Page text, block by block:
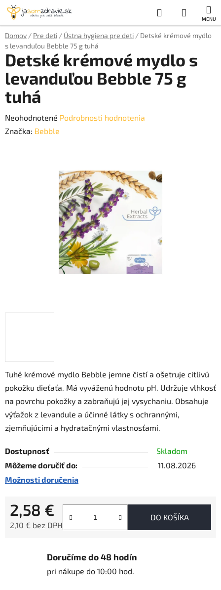
Prejsť
obsah
Hľadať
KOŠÍK
Domov / Pre deti / Ústna hygiena pre deti / Detské krémové mydlo
s levanduľou Bebble 75 g tuhá
Tuhé krémové mydlo Bebble jemne čistí a ošetruje citlivú
pokožku dieťaťa. Má vyváženú hodnotu pH. Udržuje vlhkosť
na povrchu pokožky a zabraňujú jej vysychaniu. Obsahuje
výťažok z levandule a účinné látky s ochrannými,
zjemňujúcimi a hydratačnými vlastnosťami.
Dostupnosť
Skladom
Môžeme doručiť do:
11.08.2026
Možnosti doručenia
2,58 €
2,10 € bez DPH
DO KOŠÍKA
Detské krémové mydlo s
levanduľou Bebble 75 g
tuhá
Priemerné
hodnotenie
Neohodnotené Podrobnosti hodnotenia
Značka: Bebble
Doručíme do 48 hodín
pri nákupe do 10:00 hod.